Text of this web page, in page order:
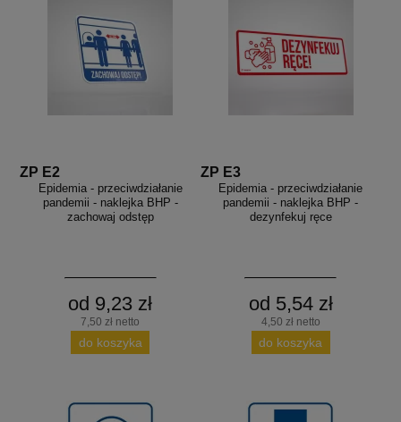
ZP E2
Epidemia - przeciwdziałanie
pandemii - naklejka BHP -
zachowaj odstęp
od 9,23 zł
7,50 zł netto
do koszyka
ZP E3
Epidemia - przeciwdziałanie
pandemii - naklejka BHP -
dezynfekuj ręce
od 5,54 zł
4,50 zł netto
do koszyka